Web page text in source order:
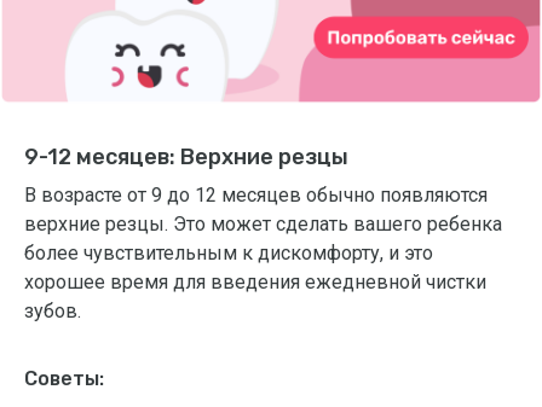
9-12 месяцев: Верхние резцы
В возрасте от 9 до 12 месяцев обычно появляются
верхние резцы. Это может сделать вашего ребенка
более чувствительным к дискомфорту, и это
хорошее время для введения ежедневной чистки
зубов.
Советы: